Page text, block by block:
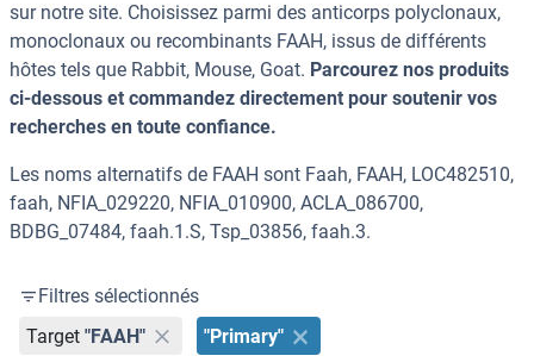
sur notre site. Choisissez parmi des anticorps polyclonaux,
monoclonaux ou recombinants FAAH, issus de différents
hôtes tels que Rabbit, Mouse, Goat. Parcourez nos produits
ci-dessous et commandez directement pour soutenir vos
recherches en toute confiance.
Les noms alternatifs de FAAH sont Faah, FAAH, LOC482510,
faah, NFIA_029220, NFIA_010900, ACLA_086700,
BDBG_07484, faah.1.S, Tsp_03856, faah.3.
Filtres sélectionnés
Target "FAAH" "Primary"